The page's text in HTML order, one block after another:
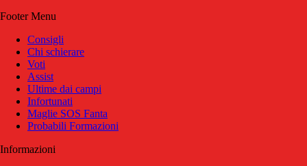
Footer Menu
Consigli
Chi schierare
Voti
Assist
Ultime dai campi
Infortunati
Maglie SOS Fanta
Probabili Formazioni
Informazioni